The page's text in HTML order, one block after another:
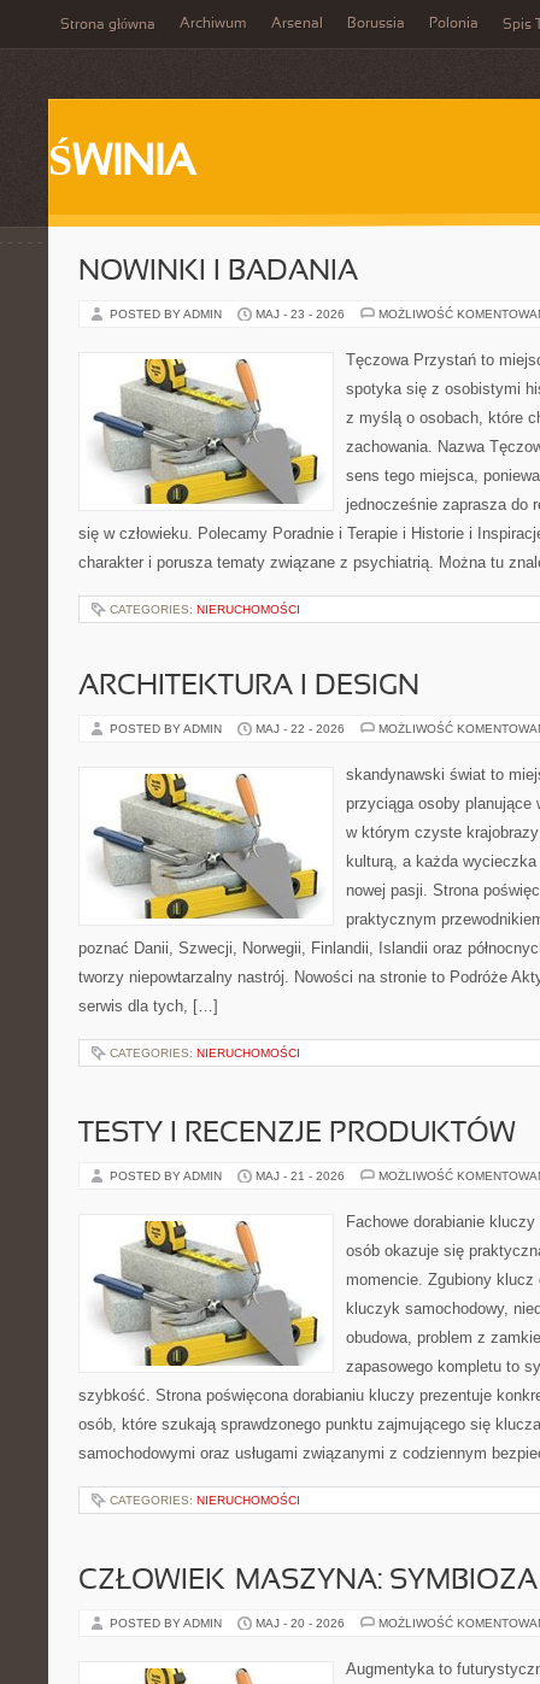
Strona główna Archiwum Arsenal Borussia Polonia Spis
ŚWINIA
NOWINKI I BADANIA
POSTED BY ADMIN MAJ - 23 - 2026 MOŻLIWOŚĆ
Tęczowa Przystań to
spotyka się z osobistymi
z myślą o osobach, które
zachowania. Nazwa
sens tego miejsca,
jednocześnie zaprasza do
się w człowieku. Polecamy Poradnie i Terapie i Historie i
charakter i porusza tematy związane z psychiatrią. Można tu
CATEGORIES: NIERUCHOMOŚCI
ARCHITEKTURA I DESIGN
POSTED BY ADMIN MAJ - 22 - 2026 MOŻLIWOŚĆ
skandynawski świat to
przyciąga osoby planujące
w którym czyste
kulturą, a każda
nowej pasji. Strona
praktycznym
poznać Danii, Szwecji, Norwegii, Finlandii, Islandii oraz
tworzy niepowtarzalny nastrój. Nowości na stronie to Podróże
serwis dla tych, […]
CATEGORIES: NIERUCHOMOŚCI
TESTY I RECENZJE PRODUKTÓW
POSTED BY ADMIN MAJ - 21 - 2026 MOŻLIWOŚĆ
Fachowe dorabianie
osób okazuje się
momencie. Zgubiony
kluczyk samochodowy,
obudowa, problem z
zapasowego kompletu to
szybkość. Strona poświęcona dorabianiu kluczy prezentuje
osób, które szukają sprawdzonego punktu zajmującego się
samochodowymi oraz usługami związanymi z codziennym
CATEGORIES: NIERUCHOMOŚCI
CZŁOWIEK–MASZYNA: SYMBIOZA
POSTED BY ADMIN MAJ - 20 - 2026 MOŻLIWOŚĆ
Augmentyka to